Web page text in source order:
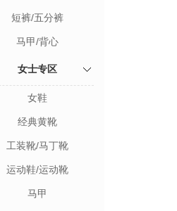
短裤/五分裤
马甲/背心
女士专区
女鞋
经典黄靴
工装靴/马丁靴
运动鞋/运动靴
马甲